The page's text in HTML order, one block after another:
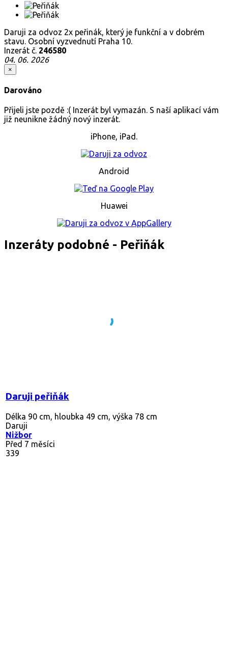
Daruji za odvoz 2x peřinák, který je funkční a v dobrém
stavu. Osobní vyzvednutí Praha 10.
Inzerát č. 246580
04. 06. 2026
×
Darováno
Přijeli jste pozdě :( Inzerát byl vymazán. S naší aplikací vám
již neunikne žádný nový inzerát.
iPhone, iPad.
Android
Huawei
Inzeráty podobné - Peřiňák
Daruji peřiňák
Délka 90 cm, hloubka 49 cm, výška 78 cm
Daruji
Nižbor
Před 7 měsíci
339